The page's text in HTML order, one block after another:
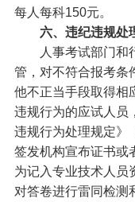
每人每科150元。
六、违纪违规处
人事考试部门和行
管，对不符合报考条
他不正当手段取得相
违规行为的应试人员
违规行为处理规定》
签发机构宣布证书或
为记入专业技术人员
对答卷进行雷同检测